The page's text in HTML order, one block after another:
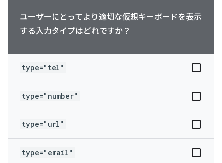
ユーザーにとってより適切な仮想キーボードを表示
する入力タイプはどれですか？
type="tel"
type="number"
type="url"
type="email"